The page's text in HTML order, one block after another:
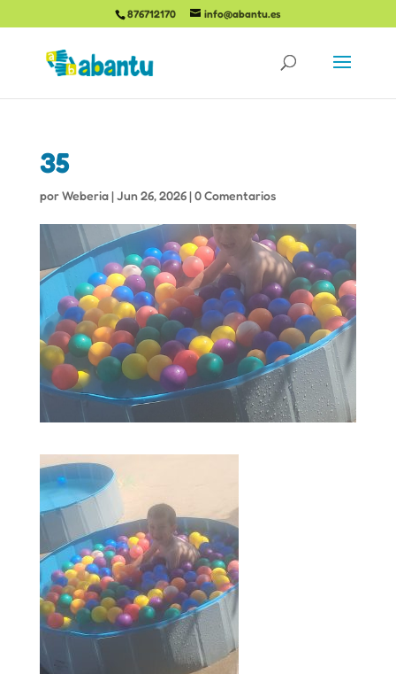
876712170 info@abantu.es
35
porWeberia|Jun 26, 2026|0 Comentarios